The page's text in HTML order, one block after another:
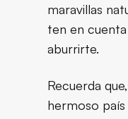
maravillas
ten en
aburrirte.
Recuerda
hermoso